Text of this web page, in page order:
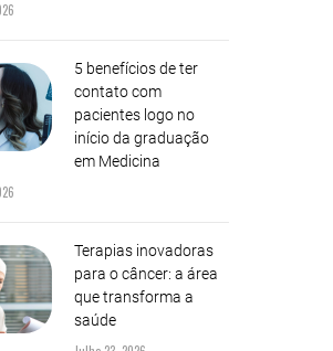
5 benefícios de ter
contato com
pacientes logo no
início da graduação
em Medicina
Terapias inovadoras
para o câncer: a área
que transforma a
saúde